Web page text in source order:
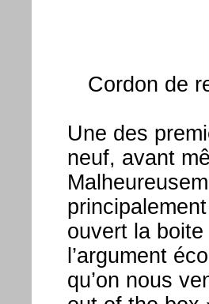
Cordon de
Une des
neuf, avant
ouvert la
l’argument
qu’on nous